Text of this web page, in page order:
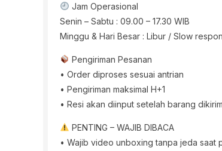
Jam Operasional
Senin – Sabtu : 09.00 – 17.30 WIB
Minggu & Hari Besar : Libur / Slow respon
Pengiriman Pesanan
• Order diproses sesuai antrian
• Pengiriman maksimal H+1
• Resi akan diinput setelah barang dikirim
PENTING – WAJIB DIBACA
• Wajib video unboxing tanpa jeda saat